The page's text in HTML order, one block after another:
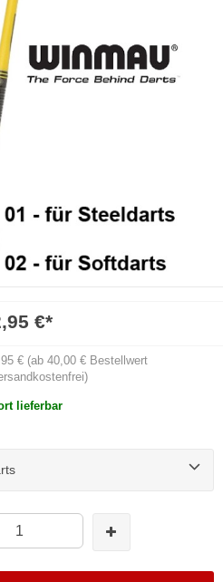
€*
€ (ab 40,00 € Bestellwert
lieferbar